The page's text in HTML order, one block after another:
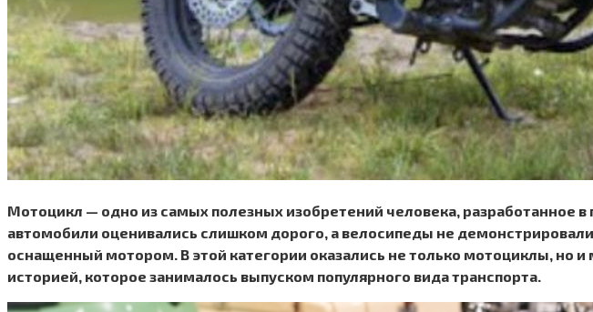
Мотоцикл — одно из самых полезных изобретений человека, разработанное
автомобили оценивались слишком дорого, а велосипеды не
оснащенный мотором. В этой категории оказались не только мотоциклы,
историей, которое занималось выпуском популярного вида транспорта.